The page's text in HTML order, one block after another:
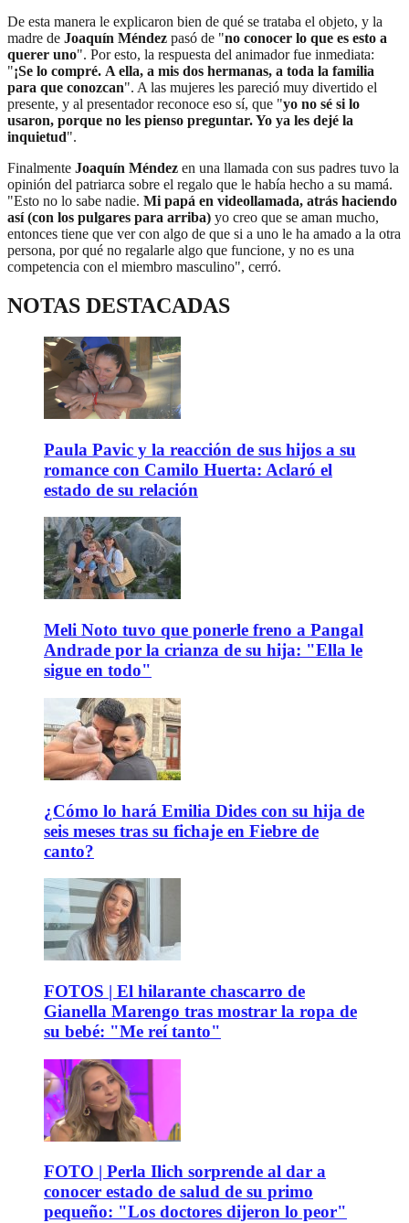
De esta manera le explicaron bien de qué se trataba el objeto, y la
madre de Joaquín Méndez pasó de "no conocer lo que es esto a
querer uno". Por esto, la respuesta del animador fue inmediata:
"¡Se lo compré. A ella, a mis dos hermanas, a toda la familia
para que conozcan". A las mujeres les pareció muy divertido el
presente, y al presentador reconoce eso sí, que "yo no sé si lo
usaron, porque no les pienso preguntar. Yo ya les dejé la
inquietud".
Finalmente Joaquín Méndez en una llamada con sus padres tuvo la
opinión del patriarca sobre el regalo que le había hecho a su mamá.
"Esto no lo sabe nadie. Mi papá en videollamada, atrás haciendo
así (con los pulgares para arriba) yo creo que se aman mucho,
entonces tiene que ver con algo de que si a uno le ha amado a la otra
persona, por qué no regalarle algo que funcione, y no es una
competencia con el miembro masculino", cerró.
NOTAS DESTACADAS
Paula Pavic y la reacción de sus hijos a su
romance con Camilo Huerta: Aclaró el
estado de su relación
Meli Noto tuvo que ponerle freno a Pangal
Andrade por la crianza de su hija: "Ella le
sigue en todo"
¿Cómo lo hará Emilia Dides con su hija de
seis meses tras su fichaje en Fiebre de
canto?
FOTOS | El hilarante chascarro de
Gianella Marengo tras mostrar la ropa de
su bebé: "Me reí tanto"
FOTO | Perla Ilich sorprende al dar a
conocer estado de salud de su primo
pequeño: "Los doctores dijeron lo peor"